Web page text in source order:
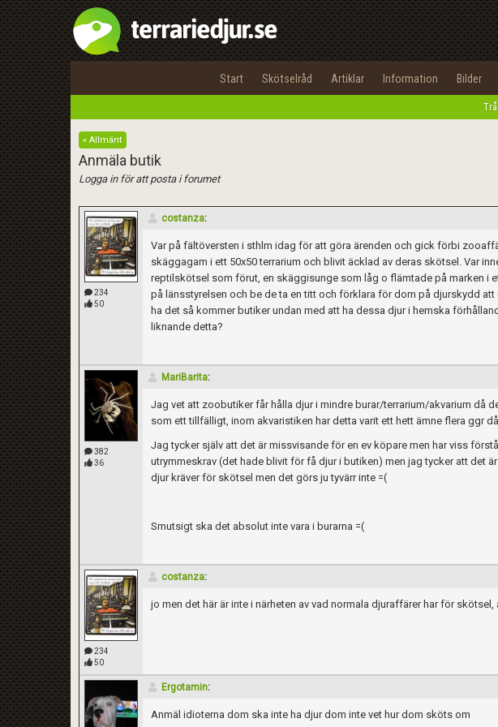
Start Skötselråd Artiklar Information Bilder
« Allmänt
Anmäla butik
Logga in för att posta i forumet
234
50
costanza:
Var på fältöversten i sthlm idag för att göra ärenden och gick förbi
skäggagam i ett 50x50 terrarium och blivit äcklad av deras skötsel. Var
reptilskötsel som förut, en skäggisunge som låg o flämtade på marken i
på länsstyrelsen och be de ta en titt och förklara för dom på djurskydd
ha det så kommer butiker undan med att ha dessa djur i hemska
liknande detta?
382
36
MariBarita:
Jag vet att zoobutiker får hålla djur i mindre burar/terrarium/akvarium då
som ett tillfälligt, inom akvaristiken har detta varit ett hett ämne flera ggr
Jag tycker själv att det är missvisande för en ev köpare men har viss
utrymmeskrav (det hade blivit för få djur i butiken) men jag tycker att det
djur kräver för skötsel men det görs ju tyvärr inte =(
Smutsigt ska det absolut inte vara i burarna =(
234
50
costanza:
jo men det här är inte i närheten av vad normala djuraffärer har för
Ergotamin:
Anmäl idioterna dom ska inte ha djur dom inte vet hur dom sköts om
integritetspolicy
Namn:
Epost:
Terms of Service
Begär nytt lösenord